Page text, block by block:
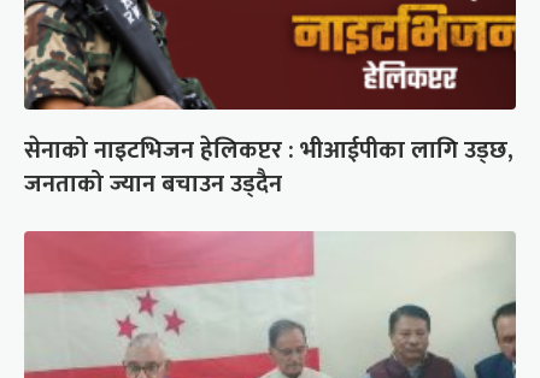
सेनाको नाइटभिजन हेलिकप्टर : भीआईपीका लागि उड्छ,
जनताको ज्यान बचाउन उड्दैन